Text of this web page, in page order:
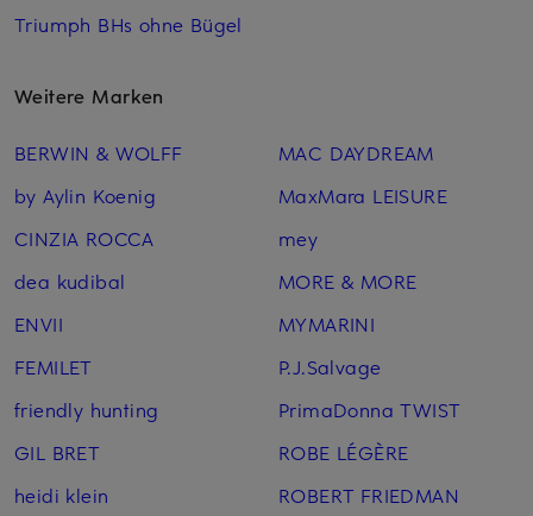
Triumph BHs ohne Bügel
Weitere Marken
BERWIN & WOLFF
by Aylin Koenig
CINZIA ROCCA
dea kudibal
ENVII
FEMILET
friendly hunting
GIL BRET
heidi klein
MAC DAYDREAM
MaxMara LEISURE
mey
MORE & MORE
MYMARINI
P.J.Salvage
PrimaDonna TWIST
ROBE LÉGÈRE
ROBERT FRIEDMAN